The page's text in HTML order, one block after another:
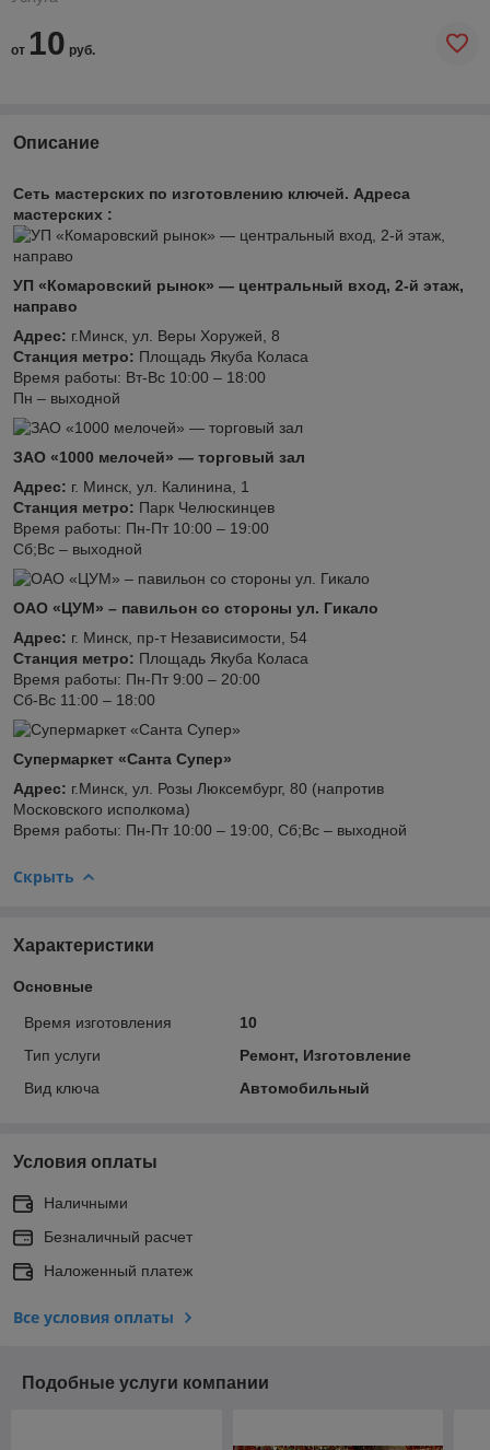
от 10 руб.
Описание
Сеть мастерских по изготовлению ключей. Адреса
мастерских :
УП «Комаровский рынок» — центральный вход, 2-й этаж,
направо
Адрес: г.Минск, ул. Веры Хоружей, 8
Станция метро: Площадь Якуба Коласа
Время работы: Вт-Вс 10:00 – 18:00
Пн – выходной
ЗАО «1000 мелочей» — торговый зал
Адрес: г. Минск, ул. Калинина, 1
Станция метро: Парк Челюскинцев
Время работы: Пн-Пт 10:00 – 19:00
Сб;Вс – выходной
ОАО «ЦУМ» – павильон со стороны ул. Гикало
Адрес: г. Минск, пр-т Независимости, 54
Станция метро: Площадь Якуба Коласа
Время работы: Пн-Пт 9:00 – 20:00
Сб-Вс 11:00 – 18:00
Супермаркет «Санта Супер»
Адрес: г.Минск, ул. Розы Люксембург, 80 (напротив
Московского исполкома)
Время работы: Пн-Пт 10:00 – 19:00, Сб;Вс – выходной
Скрыть
Характеристики
Основные
Время изготовления
10
Тип услуги
Ремонт, Изготовление
Вид ключа
Автомобильный
Условия оплаты
Наличными
Безналичный расчет
Наложенный платеж
Все условия оплаты
Подобные услуги компании